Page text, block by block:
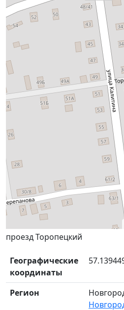
проезд Торопецкий
Географические
координаты
Регион